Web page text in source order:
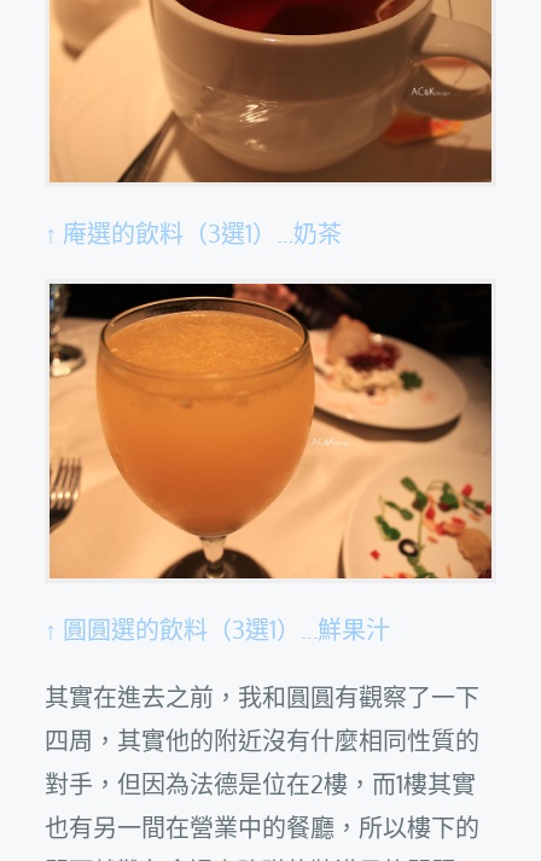
↑ 庵選的飲料（3選1）…奶茶
↑ 圓圓選的飲料（3選1）…鮮果汁
其實在進去之前，我和圓圓有觀察了一下
四周，其實他的附近沒有什麼相同性質的
對手，但因為法德是位在2樓，而1樓其實
也有另一間在營業中的餐廳，所以樓下的